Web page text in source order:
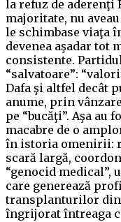
la refuz de aderenţi
majoritate, nu
le schimbase viaţa
devenea aşadar tot
consistente.
“salvatoare”:
Dafa şi altfel decât
anume, prin
pe “bucăţi”. Aşa au
macabre de o
în istoria omenirii:
scară largă,
“genocid medical”,
care generează
transplanturilor din
îngrijorat întreaga